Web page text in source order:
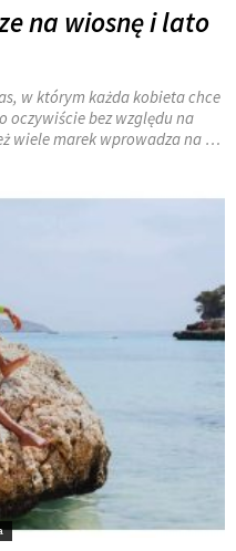
na wiosnę i lato
w którym każda kobieta chce
oczywiście bez względu na
wiele marek wprowadza na …